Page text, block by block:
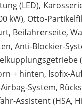
(LED),
kW), Otto-
Beifahrerseite,
Anti-Blockier-
+ hinten, Isofix-
System,
Assistent (HSA,